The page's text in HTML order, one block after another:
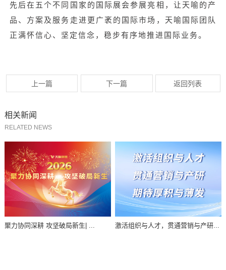
先后在五个不同国家的国际展会参展亮相，让天喻的产
品、方案及服务走进更广袤的国际市场，天喻国际团队
正满怀信心、坚定信念，稳步有序地推进国际业务。
上一篇 下一篇 返回列表
相关新闻
RELATED NEWS
聚力协同深耕 攻坚破局新生| ... 激活组织与人才，贯通营销与产研...